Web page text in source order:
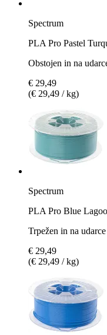
Spectrum
PLA Pro Pastel
Obstojen in na
€ 29,49
(€ 29,49 / kg)
Spectrum
PLA Pro Blue
Trpežen in na
€ 29,49
(€ 29,49 / kg)